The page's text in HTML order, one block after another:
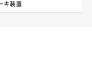
キ装置